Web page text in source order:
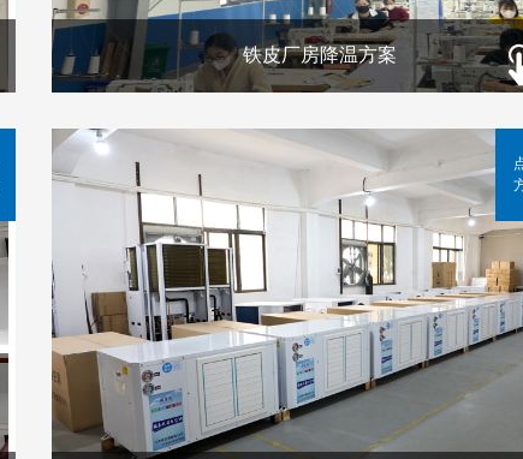
铁皮厂房降温方案